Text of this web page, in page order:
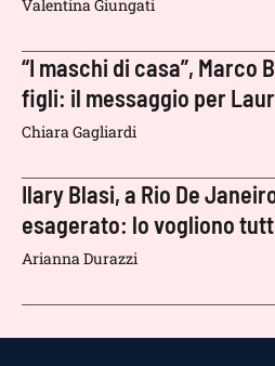
Valentina Giungati
“I maschi di casa”, Marco
figli: il messaggio per
Chiara Gagliardi
Ilary Blasi, a Rio De
esagerato: lo vogliono
Arianna Durazzi